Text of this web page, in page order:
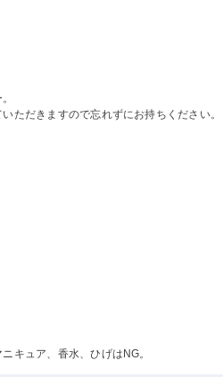
ただきますので忘れずにお持ちください。
キュア、香水、ひげはNG。